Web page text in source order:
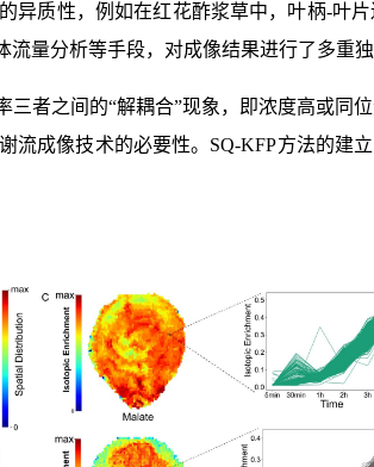
质性，例如在红花酢浆草中，叶柄-叶
量分析等手段，对成像结果进行了多重
者之间的“解耦合”现象，即浓度高或同
成像技术的必要性。SQ-KFP方法的建